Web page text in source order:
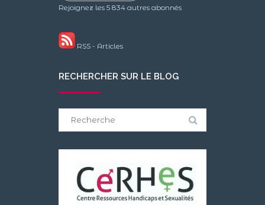
Rejoignez les 5 834 autres abonnés
RSS - Articles
RECHERCHER SUR LE BLOG